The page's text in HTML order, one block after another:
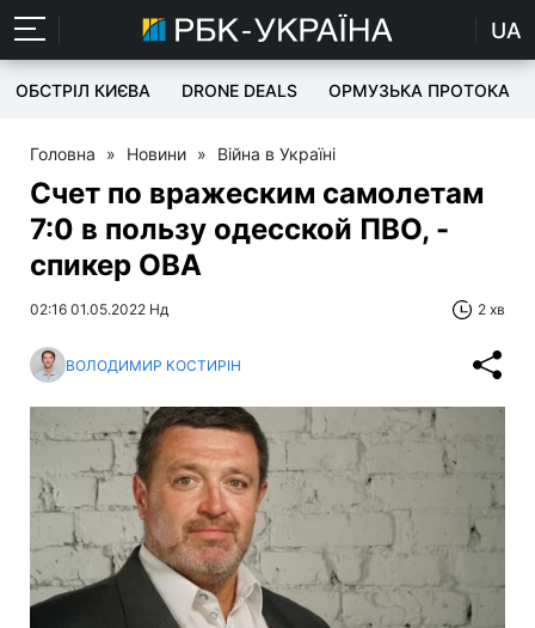
UA
ОБСТРІЛ КИЄВА DRONE DEALS ОРМУЗЬКА ПРОТОКА
Головна » Новини » Війна в Україні
Счет по вражеским самолетам
7:0 в пользу одесской ПВО, -
спикер ОВА
02:16 01.05.2022 Нд 2 хв
ВОЛОДИМИР КОСТИРІН